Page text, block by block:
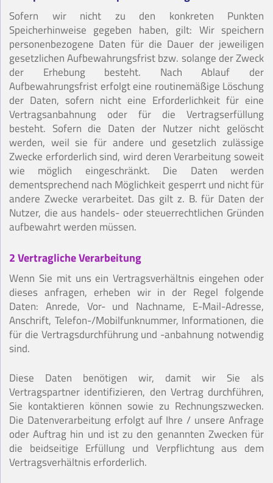
Sofern wir nicht zu den konkreten Punkten
Speicherhinweise gegeben haben, gilt: Wir speichern
personenbezogene Daten für die Dauer der jeweiligen
gesetzlichen Aufbewahrungsfrist bzw. solange der Zweck
der Erhebung besteht. Nach Ablauf der
Aufbewahrungsfrist erfolgt eine routinemäßige Löschung
der Daten, sofern nicht eine Erforderlichkeit für eine
Vertragsanbahnung oder für die Vertragserfüllung
besteht. Sofern die Daten der Nutzer nicht gelöscht
werden, weil sie für andere und gesetzlich zulässige
Zwecke erforderlich sind, wird deren Verarbeitung soweit
wie möglich eingeschränkt. Die Daten werden
dementsprechend nach Möglichkeit gesperrt und nicht für
andere Zwecke verarbeitet. Das gilt z. B. für Daten der
Nutzer, die aus handels- oder steuerrechtlichen Gründen
aufbewahrt werden müssen.
2 Vertragliche Verarbeitung
Wenn Sie mit uns ein Vertragsverhältnis eingehen oder
dieses anfragen, erheben wir in der Regel folgende
Daten: Anrede, Vor- und Nachname, E-Mail-Adresse,
Anschrift, Telefon-/Mobilfunknummer, Informationen, die
für die Vertragsdurchführung und -anbahnung notwendig
sind.
Diese Daten benötigen wir, damit wir Sie als
Vertragspartner identifizieren, den Vertrag durchführen,
Sie kontaktieren können sowie zu Rechnungszwecken.
Die Datenverarbeitung erfolgt auf Ihre / unsere Anfrage
oder Auftrag hin und ist zu den genannten Zwecken für
die beidseitige Erfüllung und Verpflichtung aus dem
Vertragsverhältnis erforderlich.